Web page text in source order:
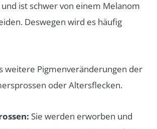
ist schwer von einem Melanom
Deswegen wird es häufig
weitere Pigmenveränderungen der
oder Altersflecken.
Sie werden erworben und